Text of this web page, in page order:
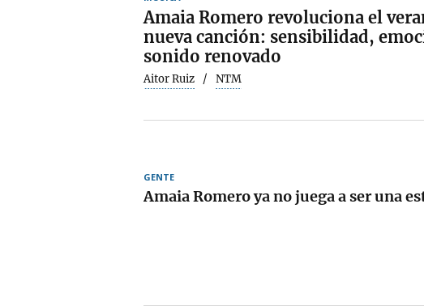
Amaia Romero revoluciona el
nueva canción: sensibilidad,
sonido renovado
Aitor Ruiz NTM
GENTE
Amaia Romero ya no juega a ser una